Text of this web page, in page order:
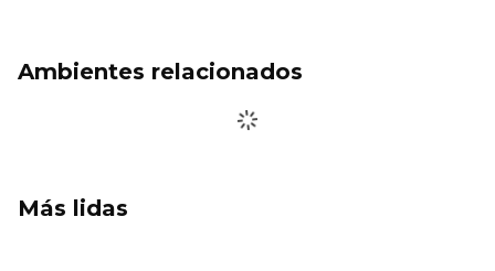
Ambientes relacionados
Más lidas